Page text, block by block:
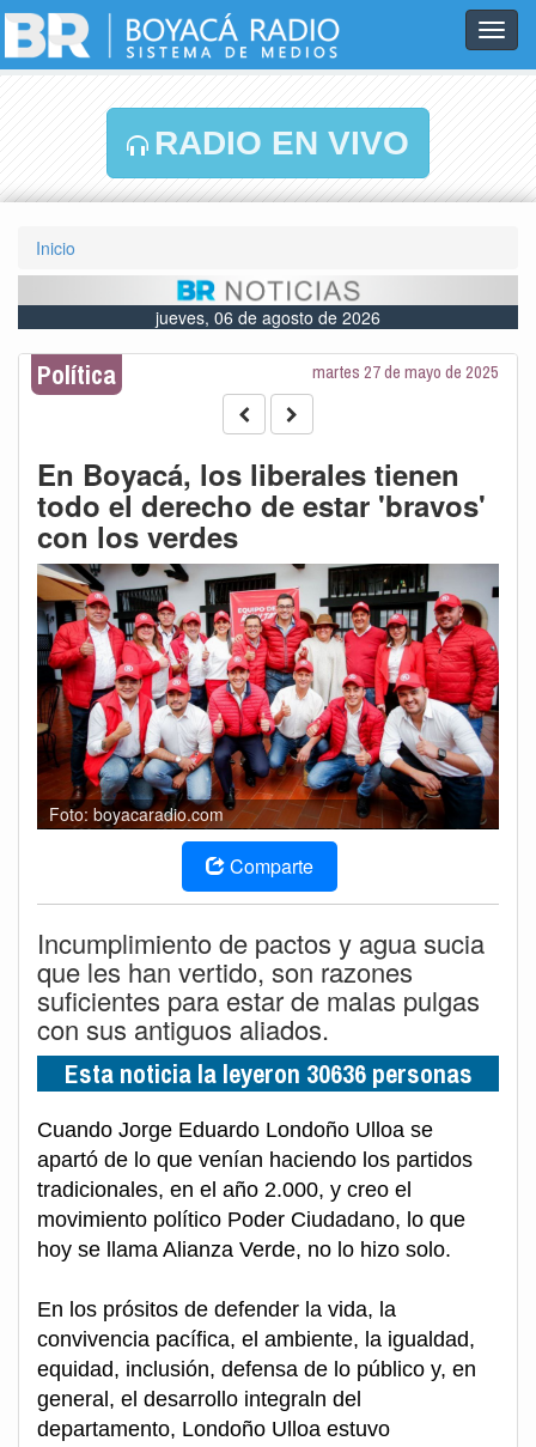
RADIO EN VIVO
Inicio
jueves, 06 de agosto de 2026
Política martes 27 de mayo de 2025
En Boyacá, los liberales tienen
todo el derecho de estar 'bravos'
con los verdes
Foto: boyacaradio.com
Comparte
Incumplimiento de pactos y agua sucia
que les han vertido, son razones
suficientes para estar de malas pulgas
con sus antiguos aliados.
Esta noticia la leyeron 30636 personas
Cuando Jorge Eduardo Londoño Ulloa se
apartó de lo que venían haciendo los partidos
tradicionales, en el año 2.000, y creo el
movimiento político Poder Ciudadano, lo que
hoy se llama Alianza Verde, no lo hizo solo.
En los prósitos de defender la vida, la
convivencia pacífica, el ambiente, la igualdad,
equidad, inclusión, defensa de lo público y, en
general, el desarrollo integraln del
departamento, Londoño Ulloa estuvo